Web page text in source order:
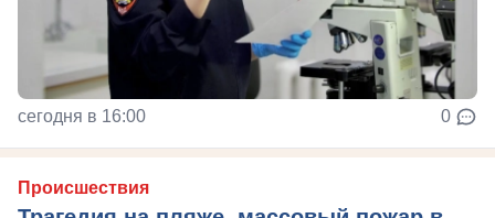
сегодня в 16:00 0
Происшествия